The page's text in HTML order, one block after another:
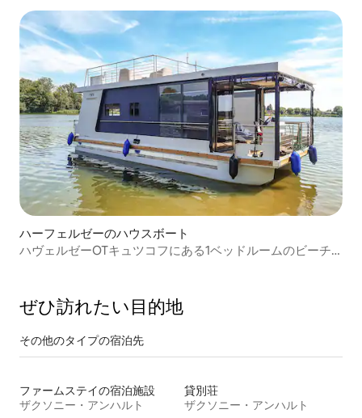
ハーフェルゼーのハウスボート
ハヴェルゼーOTキュツコフにある1ベッドルームのビーチ
ぜひ訪⁠れ⁠た⁠い目⁠的⁠地
その他のタ⁠イ⁠プ⁠の宿⁠泊⁠先
ファームステイの宿泊施設
ザクソニー・アンハルト
貸別荘
ザクソニー・アンハルト